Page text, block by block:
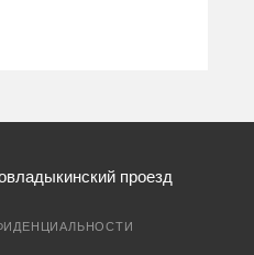
проезд